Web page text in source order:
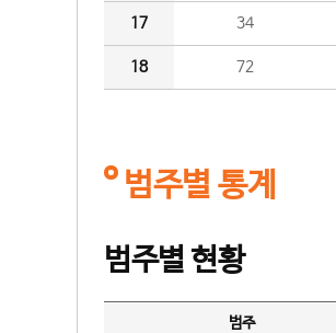
17 34
18 72
범주별 통계
범주별 현황
범주